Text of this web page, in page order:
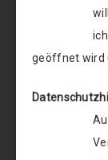
geöffnet wird